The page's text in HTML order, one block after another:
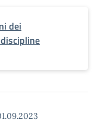
dei